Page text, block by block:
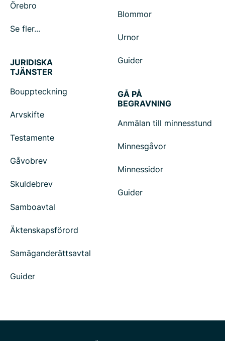
Örebro
Se fler...
Blommor
Urnor
Guider
JURIDISKA
TJÄNSTER
Bouppteckning
Arvskifte
Testamente
Gåvobrev
Skuldebrev
Samboavtal
Äktenskapsförord
Samäganderättsavtal
Guider
GÅ PÅ
BEGRAVNING
Anmälan till minnesstund
Minnesgåvor
Minnessidor
Guider